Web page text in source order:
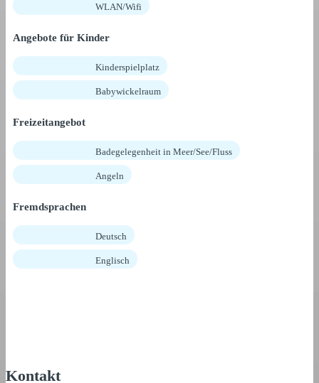
WLAN/Wifi
Angebote für Kinder
Kinderspielplatz
Babywickelraum
Freizeitangebot
Badegelegenheit in Meer/See/Fluss
Angeln
Fremdsprachen
Deutsch
Englisch
Kontakt